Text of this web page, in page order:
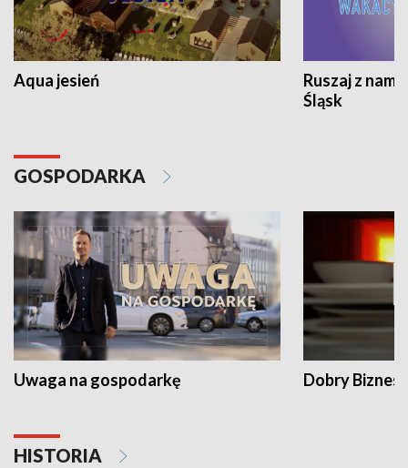
Aqua jesień
Ruszaj z
Śląsk
GOSPODARKA
Uwaga na gospodarkę Dobry Biznes
HISTORIA